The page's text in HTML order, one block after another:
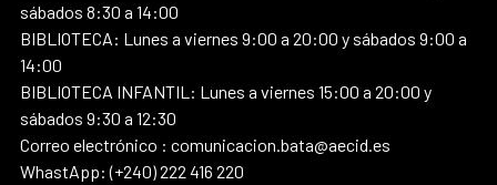
sábados 8:30 a 14:00
BIBLIOTECA: Lunes a viernes 9:00 a 20:00 y sábados 9:00 a
14:00
BIBLIOTECA INFANTIL: Lunes a viernes 15:00 a 20:00 y
sábados 9:30 a 12:30
Correo electrónico : comunicacion.bata@aecid.es
WhastApp: (+240) 222 416 220